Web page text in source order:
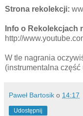
Strona rekolekcji:
Info o Rekolekcjach
http://
W tle nagrania
(instrumentalna
Paweł Bartosik o 14:17
Udostępnij